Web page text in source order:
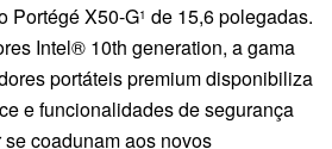
Portégé X50-G1 de 15,6 polegadas.
Intel® 10th generation, a gama
portáteis premium disponibiliza
e funcionalidades de segurança
coadunam aos novos